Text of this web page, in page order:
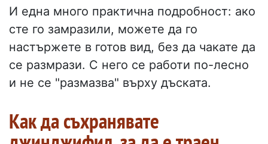
И една много практична подробност: ако
сте го замразили, можете да го
настържете в готов вид, без да чакате да
се размрази. С него се работи по-лесно
и не се "размазва" върху дъската.
Как да съхранявате